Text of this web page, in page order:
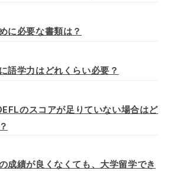
に必要な書類は？
語学力はどれくらい必要？
のスコアが足りていない場合はど
成績が良くなくても、大学留学でき